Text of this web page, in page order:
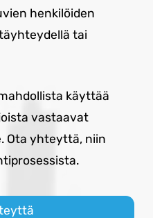
henkilöiden
tai
käyttää
vastaavat
Ota yhteyttä, niin